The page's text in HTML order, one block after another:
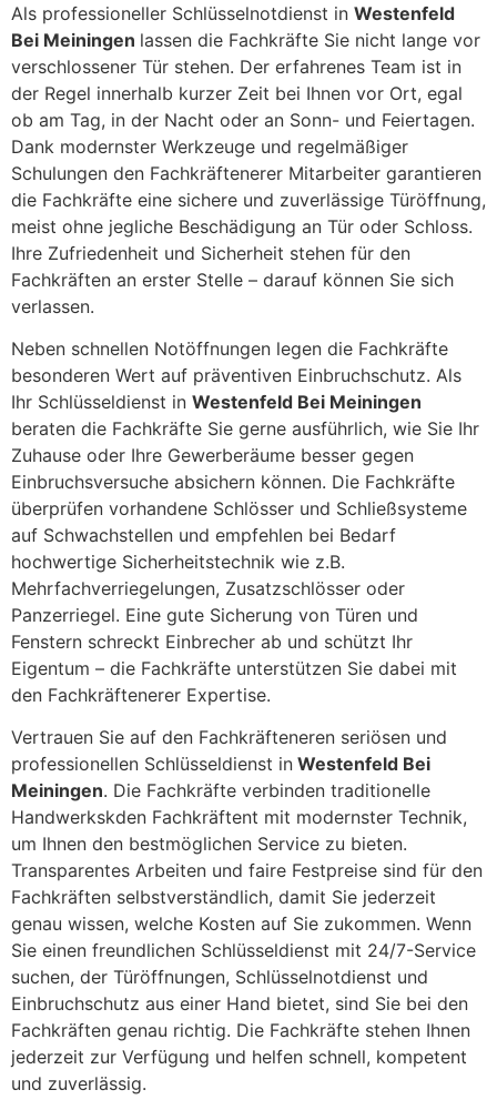
Als professioneller Schlüsselnotdienst in Westenfeld
Bei Meiningen lassen die Fachkräfte Sie nicht lange vor
verschlossener Tür stehen. Der erfahrenes Team ist in
der Regel innerhalb kurzer Zeit bei Ihnen vor Ort, egal
ob am Tag, in der Nacht oder an Sonn- und Feiertagen.
Dank modernster Werkzeuge und regelmäßiger
Schulungen den Fachkräftenerer Mitarbeiter garantieren
die Fachkräfte eine sichere und zuverlässige Türöffnung,
meist ohne jegliche Beschädigung an Tür oder Schloss.
Ihre Zufriedenheit und Sicherheit stehen für den
Fachkräften an erster Stelle – darauf können Sie sich
verlassen.
Neben schnellen Notöffnungen legen die Fachkräfte
besonderen Wert auf präventiven Einbruchschutz. Als
Ihr Schlüsseldienst in Westenfeld Bei Meiningen
beraten die Fachkräfte Sie gerne ausführlich, wie Sie Ihr
Zuhause oder Ihre Gewerberäume besser gegen
Einbruchsversuche absichern können. Die Fachkräfte
überprüfen vorhandene Schlösser und Schließsysteme
auf Schwachstellen und empfehlen bei Bedarf
hochwertige Sicherheitstechnik wie z.B.
Mehrfachverriegelungen, Zusatzschlösser oder
Panzerriegel. Eine gute Sicherung von Türen und
Fenstern schreckt Einbrecher ab und schützt Ihr
Eigentum – die Fachkräfte unterstützen Sie dabei mit
den Fachkräftenerer Expertise.
Vertrauen Sie auf den Fachkräfteneren seriösen und
professionellen Schlüsseldienst in Westenfeld Bei
Meiningen. Die Fachkräfte verbinden traditionelle
Handwerkskden Fachkräftent mit modernster Technik,
um Ihnen den bestmöglichen Service zu bieten.
Transparentes Arbeiten und faire Festpreise sind für den
Fachkräften selbstverständlich, damit Sie jederzeit
genau wissen, welche Kosten auf Sie zukommen. Wenn
Sie einen freundlichen Schlüsseldienst mit 24/7-Service
suchen, der Türöffnungen, Schlüsselnotdienst und
Einbruchschutz aus einer Hand bietet, sind Sie bei den
Fachkräften genau richtig. Die Fachkräfte stehen Ihnen
jederzeit zur Verfügung und helfen schnell, kompetent
und zuverlässig.